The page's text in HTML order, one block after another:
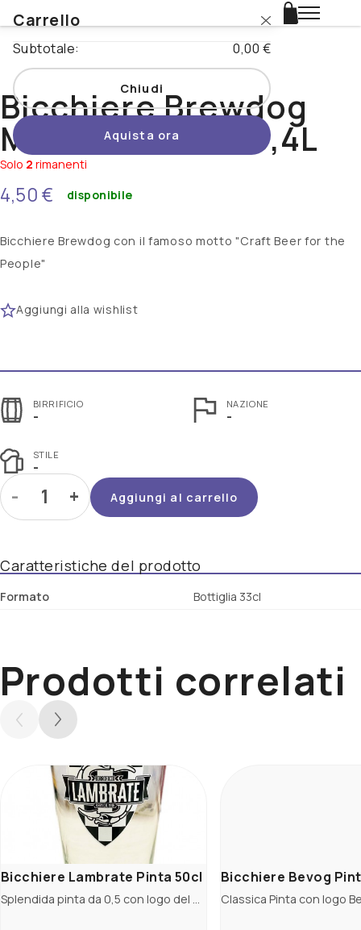
Login
Catalogo
Stili
Nazioni
Carrello
Subtotale: 0,00 €
Chiudi
Aquista ora
BIRRIFICIO
-
NAZIONE
-
STILE
-
Bicchiere Brewdog
Monaco Nuovo 0,4L
Solo 2 rimanenti
4,50 € disponibile
Bicchiere Brewdog con il famoso motto "Craft Beer for the
People"
Aggiungi alla wishlist
- + Aggiungi al carrello
Caratteristiche del prodotto
Formato Bottiglia 33cl
Prodotti correlati
Bicchiere Lambrate Pinta 50cl
Splendida pinta da 0,5 con logo del Birrificio di Lambrate.
Bicchiere Bevog